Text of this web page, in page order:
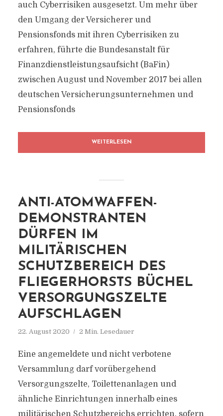
auch Cyberrisiken ausgesetzt. Um mehr über
den Umgang der Versicherer und
Pensionsfonds mit ihren Cyberrisiken zu
erfahren, führte die Bundesanstalt für
Finanzdienstleistungsaufsicht (BaFin)
zwischen August und November 2017 bei allen
deutschen Versicherungsunternehmen und
Pensionsfonds
WEITERLESEN
ANTI-ATOMWAFFEN-
DEMONSTRANTEN
DÜRFEN IM
MILITÄRISCHEN
SCHUTZBEREICH DES
FLIEGERHORSTS BÜCHEL
VERSORGUNGSZELTE
AUFSCHLAGEN
22. August 2020 2 Min. Lesedauer
Eine angemeldete und nicht verbotene
Versammlung darf vorübergehend
Versorgungszelte, Toilettenanlagen und
ähnliche Einrichtungen innerhalb eines
militärischen Schutzbereichs errichten, sofern